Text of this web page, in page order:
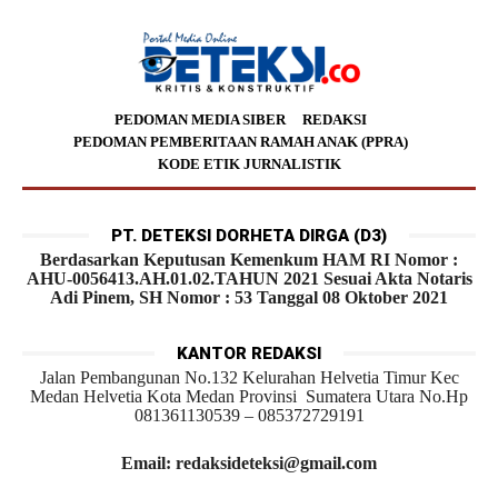
PEDOMAN MEDIA SIBER
REDAKSI
PEDOMAN PEMBERITAAN RAMAH ANAK (PPRA)
KODE ETIK JURNALISTIK
PT. DETEKSI DORHETA DIRGA (D3)
Berdasarkan Keputusan Kemenkum HAM RI Nomor :
AHU-0056413.AH.01.02.TAHUN 2021 Sesuai Akta Notaris
Adi Pinem, SH Nomor : 53 Tanggal 08 Oktober 2021
KANTOR REDAKSI
Jalan Pembangunan No.132 Kelurahan Helvetia Timur Kec
Medan Helvetia Kota Medan Provinsi Sumatera Utara No.Hp
081361130539 – 085372729191
Email: redaksideteksi@gmail.com